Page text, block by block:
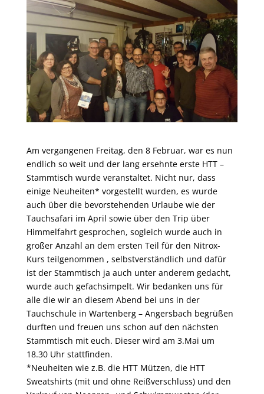
Am vergangenen Freitag, den 8 Februar, war es nun
endlich so weit und der lang ersehnte erste HTT –
Stammtisch wurde veranstaltet. Nicht nur, dass
einige Neuheiten* vorgestellt wurden, es wurde
auch über die bevorstehenden Urlaube wie der
Tauchsafari im April sowie über den Trip über
Himmelfahrt gesprochen, sogleich wurde auch in
großer Anzahl an dem ersten Teil für den Nitrox-
Kurs teilgenommen , selbstverständlich und dafür
ist der Stammtisch ja auch unter anderem gedacht,
wurde auch gefachsimpelt. Wir bedanken uns für
alle die wir an diesem Abend bei uns in der
Tauchschule in Wartenberg – Angersbach begrüßen
durften und freuen uns schon auf den nächsten
Stammtisch mit euch. Dieser wird am 3.Mai um
18.30 Uhr stattfinden.
*Neuheiten wie z.B. die HTT Mützen, die HTT
Sweatshirts (mit und ohne Reißverschluss) und den